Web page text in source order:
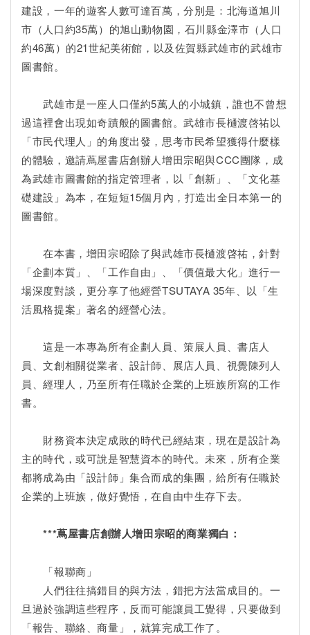
建設，一年的遊客人數可達百萬，分別是：北海道旭川
市（人口約35萬）的旭山動物園，石川縣金澤市（人口
約46萬）的21世紀美術館，以及佐賀縣武雄市的武雄市
圖書館。
武雄市是一座人口僅約5萬人的小城鎮，誰也不曾想
過這裡會出現如奇蹟般的圖書館。武雄市長樋渡啓祐以
「市民代理人」的角度出發，思考市民希望獲得什麼樣
的體驗，邀請蔦屋書店創辦人增田宗昭與CCC團隊，成
為武雄市圖書館的指定管理者，以「創新」、「文化基
礎建設」為本，在短短15個月內，打造出全日本第一的
圖書館。
在本書，增田宗昭除了與武雄市長樋渡啓祐，針對
「企劃本質」、「工作自由」、「價值最大化」進行一
場深度對談，更分享了他經營TSUTAYA 35年、以「生
活風格提案」著名的經營心法。
這是一本專為所有企劃人員、策展人員、書店人
員、文創相關從業者、設計師、展店人員、視覺陳列人
員、經理人，乃至所有任職於企業的上班族所寫的工作
書。
財務資本決定成敗的時代已經結束，現在是設計為
主的時代，或可說是智慧資本的時代。未來，所有企業
都將成為由「設計師」集合而成的集團，給所有任職於
企業的上班族，做好覺悟，在自由中生存下去。
***蔦屋書店創辦人增田宗昭的商業獨白：
「報聯商」
人們往往搞錯目的與方法，錯把方法當成目的。一
旦過於強調這些程序，反而可能讓員工覺得，只要做到
「報告、聯絡、商量」，就算完成工作了。